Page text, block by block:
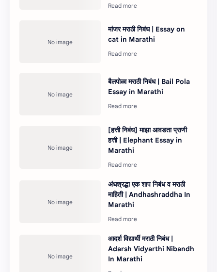
मांजर मराठी निबंध | Essay on
cat in Marathi
बैलपोळा मराठी निबंध | Bail Pola
Essay in Marathi
[हत्ती निबंध] माझा आवडता प्राणी
हत्ती | Elephant Essay in
Marathi
अंधश्रद्धा एक शाप निबंध व मराठी
माहिती | Andhashraddha In
Marathi
आदर्श विद्यार्थी मराठी निबंध |
Adarsh Vidyarthi Nibandh
In Marathi